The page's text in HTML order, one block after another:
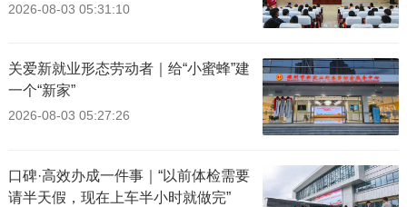
2026-08-03 05:31:10
关爱新就业形态劳动者｜给“小蜜蜂”建
一个“新家”
2026-08-03 05:27:26
口碑·高效办成一件事｜“以前体检需要
请半天假，现在上车半小时就做完”